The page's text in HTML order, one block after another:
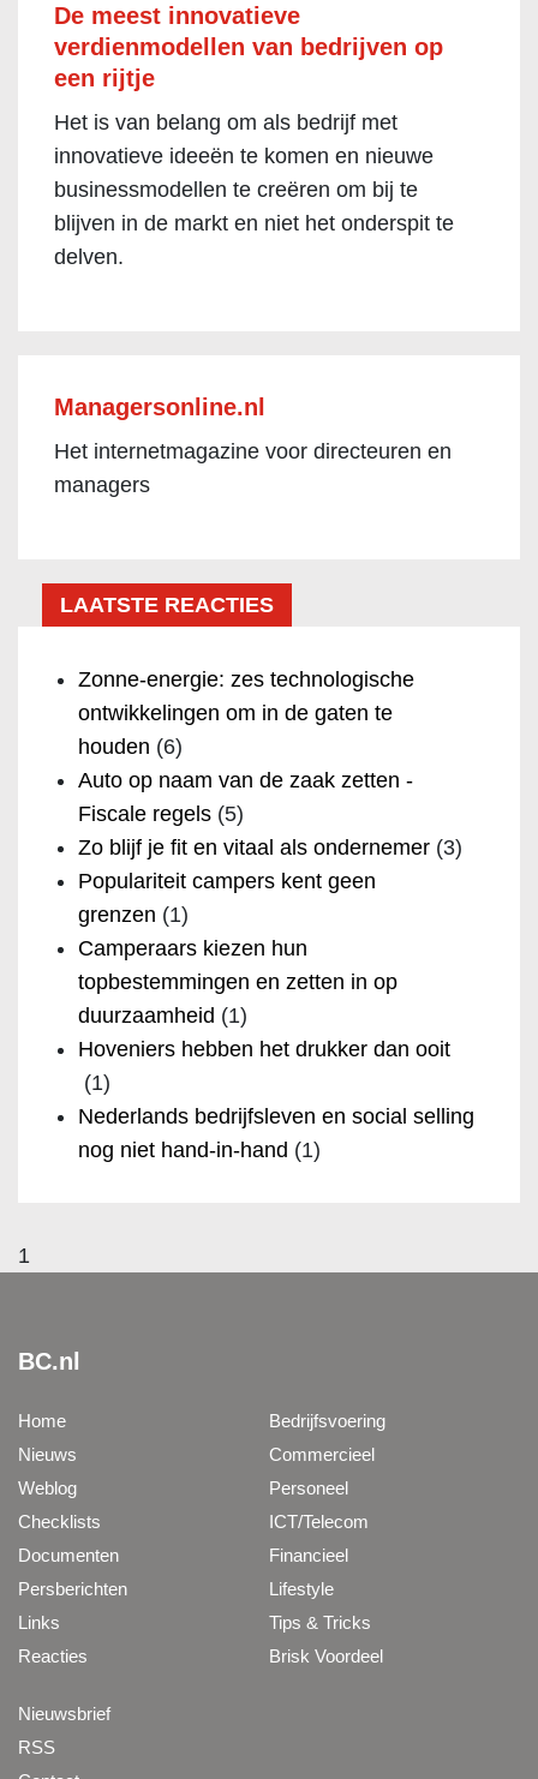
De meest innovatieve
verdienmodellen van bedrijven op
een rijtje
Het is van belang om als bedrijf met
innovatieve ideeën te komen en nieuwe
businessmodellen te creëren om bij te
blijven in de markt en niet het onderspit te
delven.
Managersonline.nl
Het internetmagazine voor directeuren en
managers
LAATSTE REACTIES
Zonne-energie: zes technologische
ontwikkelingen om in de gaten te
houden (6)
Auto op naam van de zaak zetten -
Fiscale regels (5)
Zo blijf je fit en vitaal als ondernemer (3)
Populariteit campers kent geen
grenzen (1)
Camperaars kiezen hun
topbestemmingen en zetten in op
duurzaamheid (1)
Hoveniers hebben het drukker dan ooit
(1)
Nederlands bedrijfsleven en social selling
nog niet hand-in-hand (1)
1
BC.nl
Home
Nieuws
Weblog
Checklists
Documenten
Persberichten
Links
Reacties
Bedrijfsvoering
Commercieel
Personeel
ICT/Telecom
Financieel
Lifestyle
Tips & Tricks
Brisk Voordeel
Nieuwsbrief
RSS